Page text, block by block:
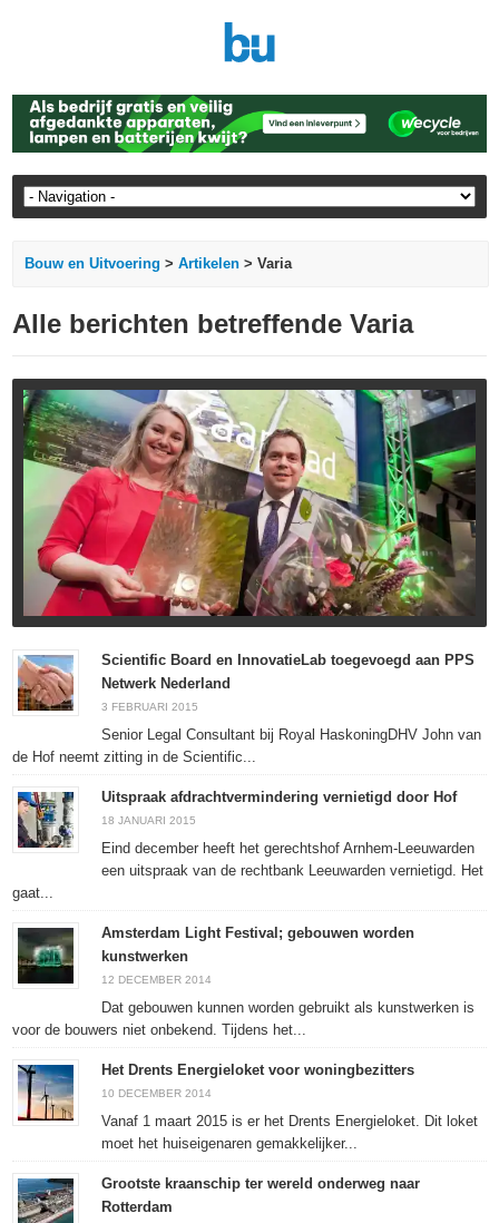
Bouw en Uitvoering >Artikelen > Varia
Alle berichten betreffende Varia
Scientific Board en InnovatieLab toegevoegd aan PPS
Netwerk Nederland
3 FEBRUARI 2015
Senior Legal Consultant bij Royal HaskoningDHV John van
de Hof neemt zitting in de Scientific...
Uitspraak afdrachtvermindering vernietigd door Hof
18 JANUARI 2015
Eind december heeft het gerechtshof Arnhem-Leeuwarden
een uitspraak van de rechtbank Leeuwarden vernietigd. Het
gaat...
Amsterdam Light Festival; gebouwen worden
kunstwerken
12 DECEMBER 2014
Dat gebouwen kunnen worden gebruikt als kunstwerken is
voor de bouwers niet onbekend. Tijdens het...
Het Drents Energieloket voor woningbezitters
10 DECEMBER 2014
Vanaf 1 maart 2015 is er het Drents Energieloket. Dit loket
moet het huiseigenaren gemakkelijker...
Grootste kraanschip ter wereld onderweg naar
Rotterdam